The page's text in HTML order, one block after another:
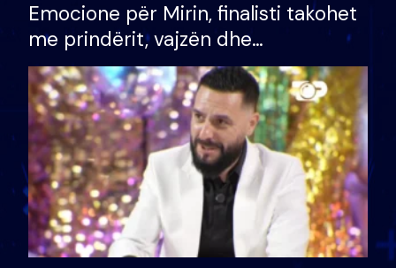
Emocione për Mirin, finalisti takohet
me prindërit, vajzën dhe
bashkëshorten: S’kemi ndonjë letër
divorci apo jo?